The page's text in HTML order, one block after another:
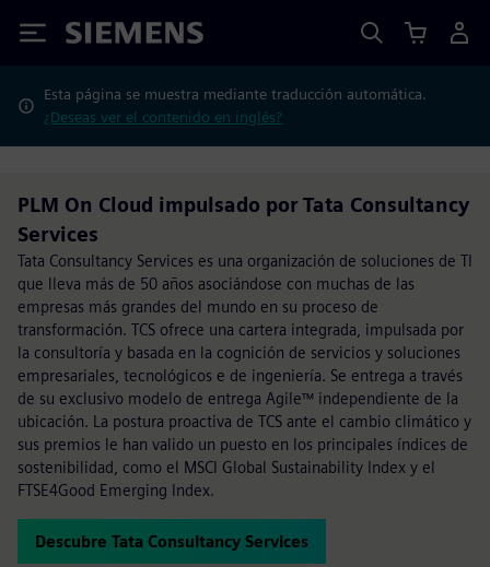
Siemens
Esta página se muestra mediante traducción automática.
¿Deseas ver el contenido en inglés?
PLM On Cloud impulsado por Tata Consultancy
Services
Tata Consultancy Services es una organización de soluciones de TI
que lleva más de 50 años asociándose con muchas de las
empresas más grandes del mundo en su proceso de
transformación. TCS ofrece una cartera integrada, impulsada por
la consultoría y basada en la cognición de servicios y soluciones
empresariales, tecnológicos e de ingeniería. Se entrega a través
de su exclusivo modelo de entrega Agile™ independiente de la
ubicación. La postura proactiva de TCS ante el cambio climático y
sus premios le han valido un puesto en los principales índices de
sostenibilidad, como el MSCI Global Sustainability Index y el
FTSE4Good Emerging Index.
Descubre Tata Consultancy Services